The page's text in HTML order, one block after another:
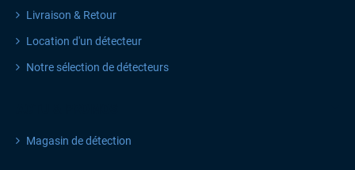
Livraison & Retour
Location d'un détecteur
Notre sélection de détecteurs
Magasin de détection